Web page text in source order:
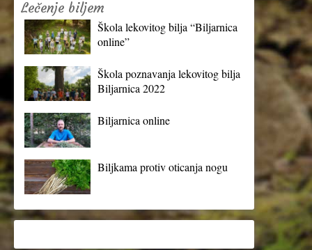
Lečenje biljem
Škola lekovitog bilja “Biljarnica
online”
Škola poznavanja lekovitog bilja
Biljarnica 2022
Biljarnica online
Biljkama protiv oticanja nogu